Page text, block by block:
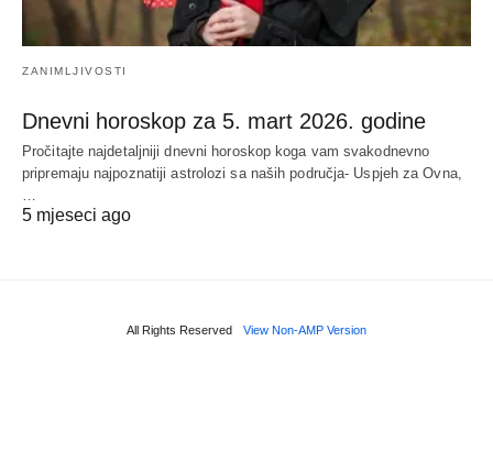
ZANIMLJIVOSTI
Dnevni horoskop za 5. mart 2026. godine
Pročitajte najdetaljniji dnevni horoskop koga vam svakodnevno
pripremaju najpoznatiji astrolozi sa naših područja- Uspjeh za Ovna,
…
5 mjeseci ago
All Rights Reserved View Non-AMP Version